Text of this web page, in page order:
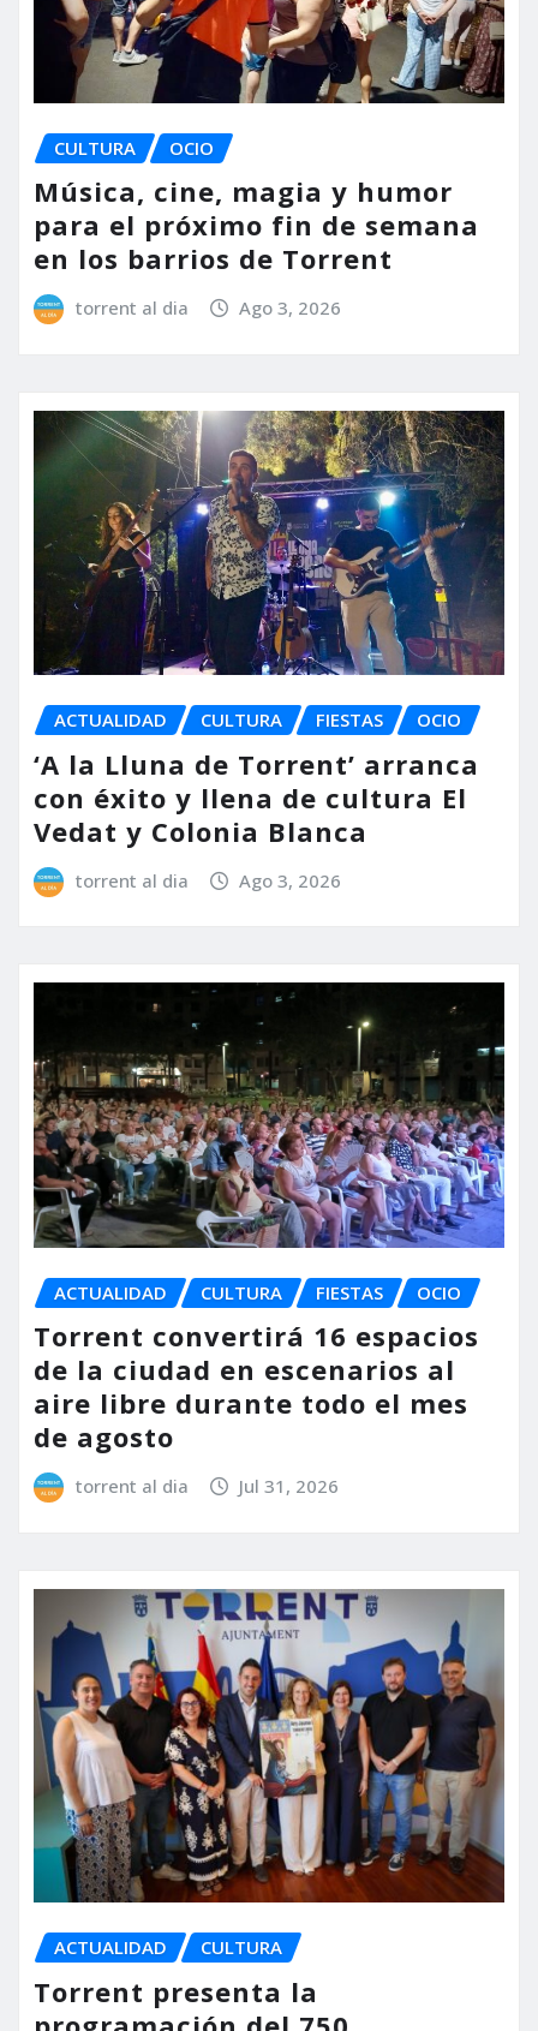
CULTURA OCIO
Música, cine, magia y humor
para el próximo fin de semana
en los barrios de Torrent
torrent al dia Ago 3, 2026
ACTUALIDAD CULTURA FIESTAS OCIO
‘A la Lluna de Torrent’ arranca
con éxito y llena de cultura El
Vedat y Colonia Blanca
torrent al dia Ago 3, 2026
ACTUALIDAD CULTURA FIESTAS OCIO
Torrent convertirá 16 espacios
de la ciudad en escenarios al
aire libre durante todo el mes
de agosto
torrent al dia Jul 31, 2026
ACTUALIDAD CULTURA
Torrent presenta la